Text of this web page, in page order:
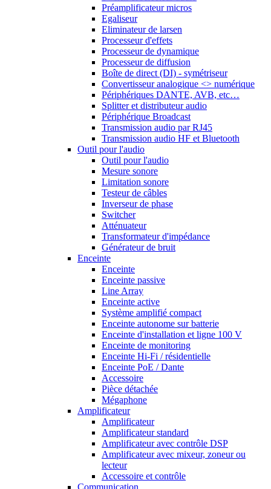
Préamplificateur micros
Egaliseur
Eliminateur de larsen
Processeur d'effets
Processeur de dynamique
Processeur de diffusion
Boîte de direct (DI) - symétriseur
Convertisseur analogique <> numérique
Périphériques DANTE, AVB, etc…
Splitter et distributeur audio
Périphérique Broadcast
Transmission audio par RJ45
Transmission audio HF et Bluetooth
Outil pour l'audio
Outil pour l'audio
Mesure sonore
Limitation sonore
Testeur de câbles
Inverseur de phase
Switcher
Atténuateur
Transformateur d'impédance
Générateur de bruit
Enceinte
Enceinte
Enceinte passive
Line Array
Enceinte active
Système amplifié compact
Enceinte autonome sur batterie
Enceinte d'installation et ligne 100 V
Enceinte de monitoring
Enceinte Hi-Fi / résidentielle
Enceinte PoE / Dante
Accessoire
Pièce détachée
Mégaphone
Amplificateur
Amplificateur
Amplificateur standard
Amplificateur avec contrôle DSP
Amplificateur avec mixeur, zoneur ou
lecteur
Accessoire et contrôle
Communication